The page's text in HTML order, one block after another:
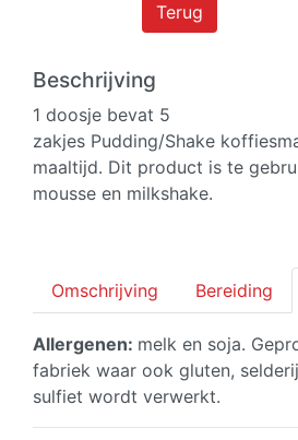
zakjes)
aantal
Terug
Beschrijving
1 doosje bevat 5
zakjes Pudding/Shake
maaltijd. Dit product is te
mousse en milkshake.
Omschrijving Bereiding
Allergenen: melk en soja.
fabriek waar ook gluten,
sulfiet wordt verwerkt.